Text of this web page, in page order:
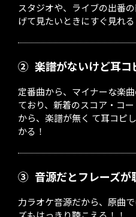
スタジオや、ライブの出番
げて見たいときにすぐ見れる
② 楽譜がないけど耳コ
定番曲から、マイナーな楽
ており、新着のスコア・コ
から、楽譜が無く て耳コピ
かる！
③ 音源だとフレーズ
力ラオケ音源だから、原曲